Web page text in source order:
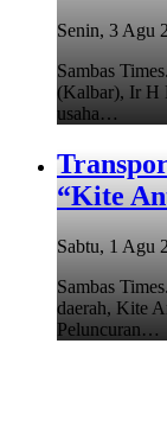
Senin, 3 Agu
Sambas
(Kalbar), Ir H
usaha…
“Kite
Sabtu, 1 Agu
Sambas
daerah, Kite
Peluncuran…